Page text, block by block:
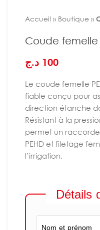
Accueil » Boutique »
Coude
100 د.ج
Le coude femelle
fiable conçu pour
direction étanche
Résistant à la
permet un
PEHD et filetage
l’irrigation.
Détails